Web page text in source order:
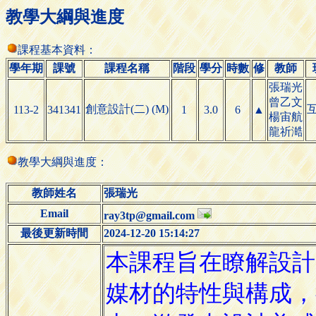
教學大綱與進度
課程基本資料：
學年期
課號 課程名稱 階段 學分 時數 修 教師
113-2 341341 創意設計(二) (M) 1 3.0 6 ▲
張瑞光
曾乙文
楊宙航
龍祈澔
教學大綱與進度：
教師姓名
張瑞光
Email
ray3tp@gmail.com
最後更新時間
2024-12-20 15:14:27